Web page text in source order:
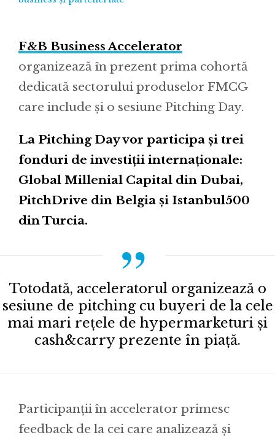
F&B Business Accelerator
organizează în prezent prima cohortă
dedicată sectorului produselor FMCG
care include și o sesiune Pitching Day.
La Pitching Day vor participa și trei
fonduri de investiții internaționale:
Global Millenial Capital din Dubai,
PitchDrive din Belgia și Istanbul500
din Turcia.
Totodată, acceleratorul organizează o
sesiune de pitching cu buyeri de la cele
mai mari rețele de hypermarketuri și
cash&carry prezente în piață.
Participanții în accelerator primesc
feedback de la cei care analizează și